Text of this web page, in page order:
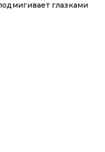
глазками